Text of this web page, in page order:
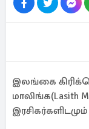
இலங்கை
மாலிங்க(Lasith